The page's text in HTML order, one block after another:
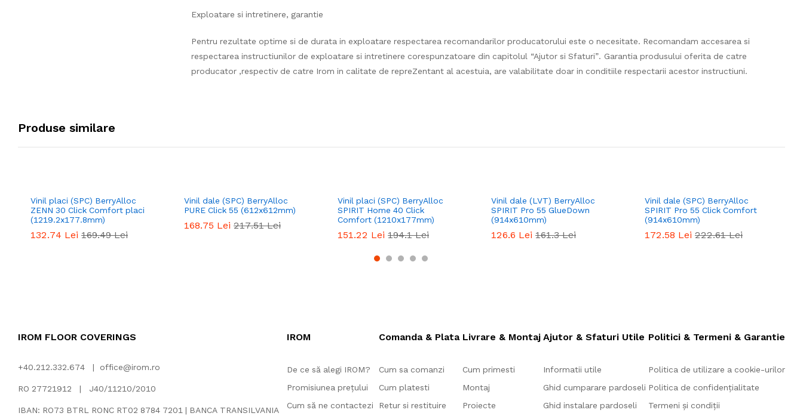
Exploatare si intretinere, garantie
Pentru rezultate optime si de durata in exploatare respectarea recomandarilor producatorului este o necesitate. Recomandam accesarea si
respectarea instructiunilor de exploatare si intretinere corespunzatoare din capitolul “Ajutor si Sfaturi”. Garantia produsului oferita de catre
producator ,respectiv de catre Irom in calitate de repreZentant al acestuia, are valabilitate doar in conditiile respectarii acestor instructiuni.
Produse similare
Vinil placi (SPC) BerryAlloc
ZENN 30 Click Comfort placi
(1219.2x177.8mm)
132.74 Lei 169.49 Lei
Vinil dale (SPC) BerryAlloc
PURE Click 55 (612x612mm)
168.75 Lei 217.51 Lei
Vinil placi (SPC) BerryAlloc
SPIRIT Home 40 Click
Comfort (1210x177mm)
151.22 Lei 194.1 Lei
Vinil dale (LVT) BerryAlloc
SPIRIT Pro 55 GlueDown
(914x610mm)
126.6 Lei 161.3 Lei
Vinil dale (SPC) BerryAlloc
SPIRIT Pro 55 Click Comfort
(914x610mm)
172.58 Lei 222.61 Lei
IROM FLOOR COVERINGS
+40.212.332.674 | office@irom.ro
RO 27721912 | J40/11210/2010
IBAN: RO73 BTRL RONC RT02 8784 7201 | BANCA TRANSILVANIA
IROM
De ce să alegi IROM?
Promisiunea prețului
Cum să ne contactezi
Comanda & Plata
Cum sa comanzi
Cum platesti
Retur si restituire
Livrare & Montaj
Cum primesti
Montaj
Proiecte
Ajutor & Sfaturi Utile
Informatii utile
Ghid cumparare pardoseli
Ghid instalare pardoseli
Politici & Termeni & Garantie
Politica de utilizare a cookie-urilor
Politica de confidențialitate
Termeni și condiții